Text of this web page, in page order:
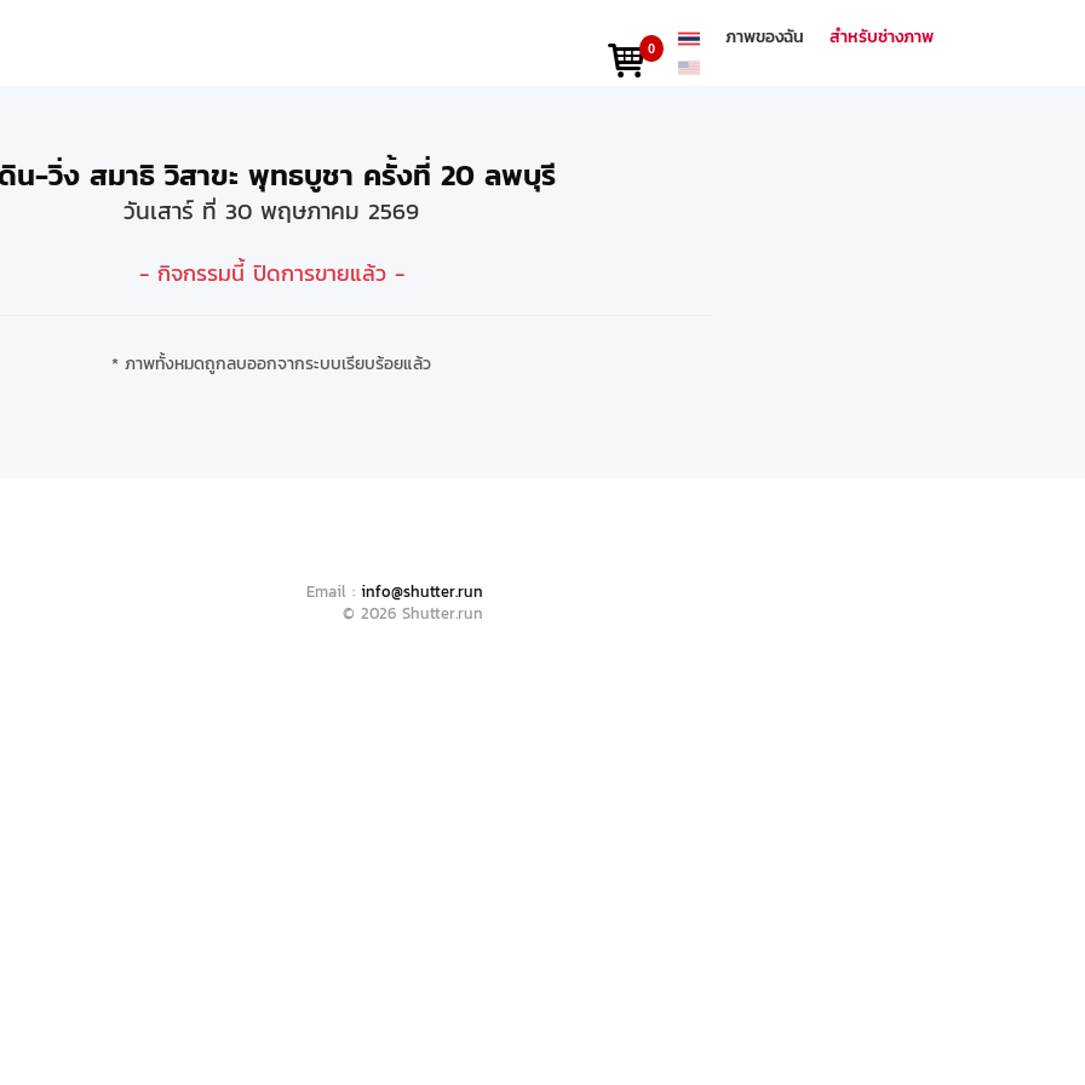
ภาพของฉัน สำหรับช่างภาพ
0
น-วิ่ง สมาธิ วิสาขะ พุทธบูชา ครั้งที่ 20 ลพบุรี
วันเสาร์ ที่ 30 พฤษภาคม 2569
- กิจกรรมนี้ ปิดการขายแล้ว -
* ภาพทั้งหมดถูกลบออกจากระบบเรียบร้อยแล้ว
Email : info@shutter.run
© 2026 Shutter.run